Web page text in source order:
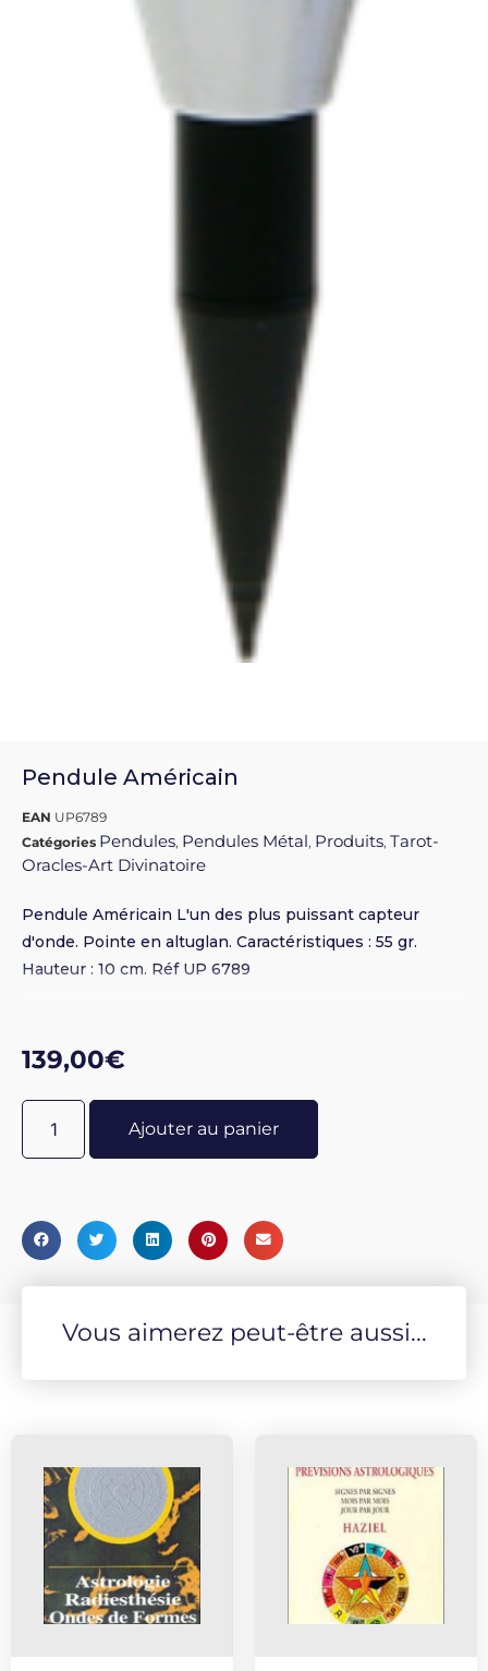
Pendule Américain
EAN UP6789
Catégories Pendules, Pendules Métal, Produits, Tarot-
Oracles-Art Divinatoire
Pendule Américain L'un des plus puissant capteur
d'onde. Pointe en altuglan. Caractéristiques : 55 gr.
Hauteur : 10 cm. Réf UP 6789
139,00€
Ajouter au panier
Vous aimerez peut-être aussi...